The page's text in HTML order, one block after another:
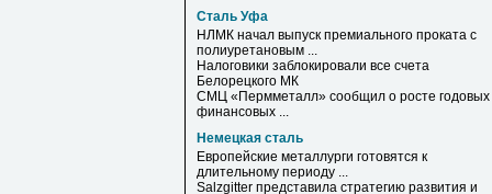
Сталь Уфа
НЛМК начал выпуск премиального проката с
полиуретановым ...
Налоговики заблокировали все счета
Белорецкого МК
СМЦ «Пермметалл» сообщил о росте годовых
финансовых ...
Немецкая сталь
Европейские металлурги готовятся к
длительному периоду ...
Salzgitter представила стратегию развития и